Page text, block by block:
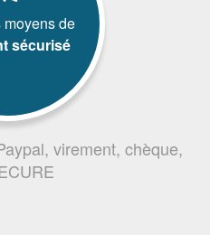
de
sécurisé
virement, chèque,